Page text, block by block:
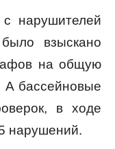
нарушителей
было взыскано
на общую
А бассейновые
в ходе
нарушений.